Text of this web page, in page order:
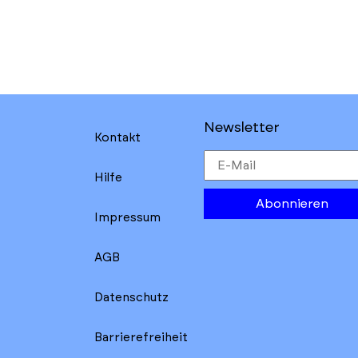
Kontakt
Hilfe
Impressum
AGB
Datenschutz
Barrierefreiheit
Newsletter
Abonnieren